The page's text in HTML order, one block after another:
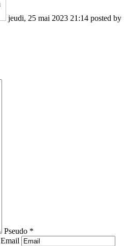
jeudi, 25 mai 2023 21:14 posted by
Pseudo *
Email